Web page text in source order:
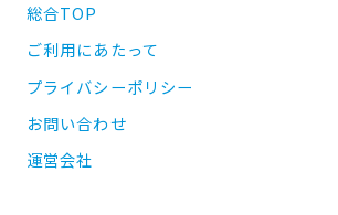
総合TOP
ご利用にあたって
プライバシーポリシー
お問い合わせ
運営会社